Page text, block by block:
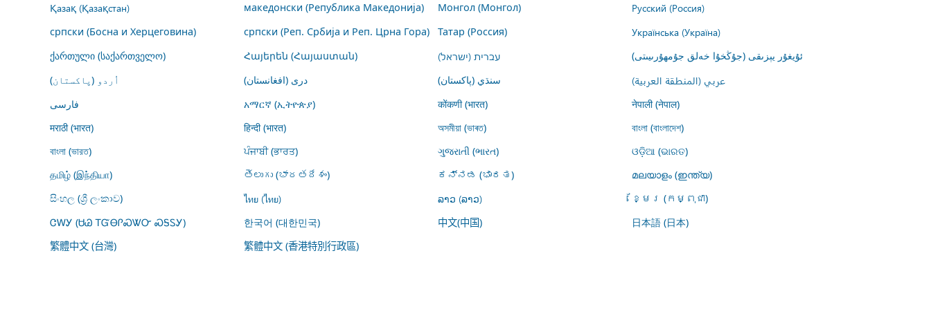
Қазақ (Қазақстан) македонски (Република Македонија) Монгол (Монгол) Русский (Россия)
српски (Босна и Херцеговина) српски (Реп. Србија и Реп. Црна Гора) Татар (Россия) Українська (Україна)
ქართული (საქართველო) Հայերեն (Հայաստան) עברית (ישראל)
ئۇيغۇر يېزىقى (جۇڭخۇا خەلق جۇمھۇرىيىتى)
اُردو (پاکستان)
درى (افغانستان) سنڌي (پاکستان) عربي (المنطقة العربية)
فارسى አማርኛ (ኢትዮጵያ) कोंकणी (भारत)
नेपाली (नेपाल)
मराठी (भारत)
हिन्दी (भारत) অসমীয়া (ভাৰত)
বাংলা (বাংলাদেশ)
বাংলা (ভারত)
ਪੰਜਾਬੀ (ਭਾਰਤ) ગુજરાતી (ભારત)
ଓଡ଼ିଆ (ଭାରତ)
தமிழ் (இந்தியா)
తెలుగు (భారతదేశం) ಕನ್ನಡ (ಭಾರತ)
മലയാളം (ഇന്ത്യ)
සිංහල (ශ්‍රී ලංකාව)
ไทย (ไทย) ລາວ (ລາວ)
ខ្មែរ (កម្ពុជា)
ᏣᎳᎩ (ᏌᏊ ᎢᏳᎾᎵᏍᏔᏅ ᏍᎦᏚᎩ)
한국어 (대한민국) 中文(中国)
日本語 (日本)
繁體中文 (台灣)
繁體中文 (香港特別行政區)